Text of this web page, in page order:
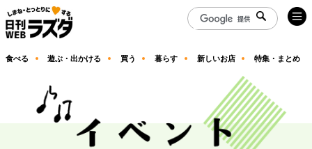
食べる 遊ぶ・出かける 買う 暮らす 新しいお店 特集・まとめ